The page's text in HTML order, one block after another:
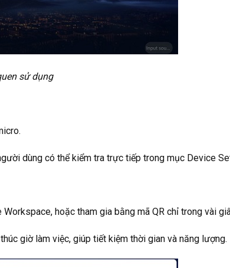
sử dụng
dùng có thể kiểm tra trực tiếp trong mục Device
hoặc tham gia bằng mã QR chỉ trong vài
giờ làm việc, giúp tiết kiệm thời gian và năng lượng.